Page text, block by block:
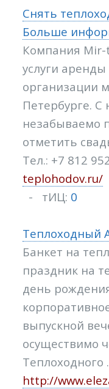
Снять
Больше
Компания Mir-
услуги
организации
Петербурге.
незабываемо
отметить
Тел.: +7 812
teplohodov.ru/
- тИЦ: 0
Теплоходный
Банкет на
праздник на
день
выпускной
осуществимо
Теплоходного
http://